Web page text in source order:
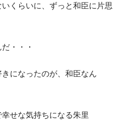
くらいに、ずっと和臣に片思
・・・
になったのが、和臣なん
せな気持ちになる朱里